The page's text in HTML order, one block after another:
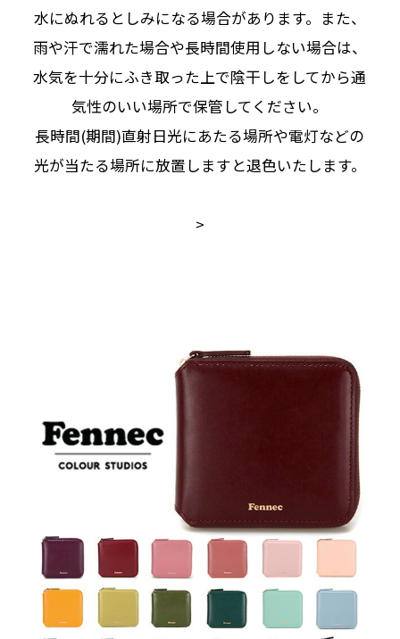
水にぬれるとしみになる場合があります。また、
雨や汗で濡れた場合や長時間使用しない場合は、
水気を十分にふき取った上で陰干しをしてから通
気性のいい場所で保管してください。
長時間(期間)直射日光にあたる場所や電灯などの
光が当たる場所に放置しますと退色いたします。
>